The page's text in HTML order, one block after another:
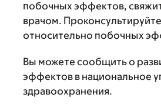
побочных эффектов,
врачом.
относительно побочных
Вы можете сообщить о
эффектов в национальное
здравоохранения.